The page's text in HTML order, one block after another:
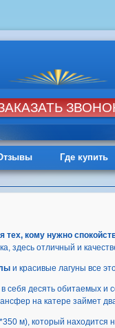
Где купить
тех, кому нужно
здесь отличный и
и красивые лагуны все
себя десять обитаемых
на катере займет
м), который